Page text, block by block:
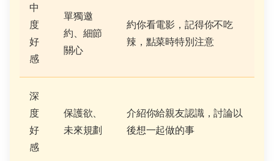
中
度
好
感
單獨邀
約、細節
關心
約你看電影，記得你不吃
辣，點菜時特別注意
深
度
好
感
保護欲、
未來規劃
介紹你給親友認識，討論以
後想一起做的事